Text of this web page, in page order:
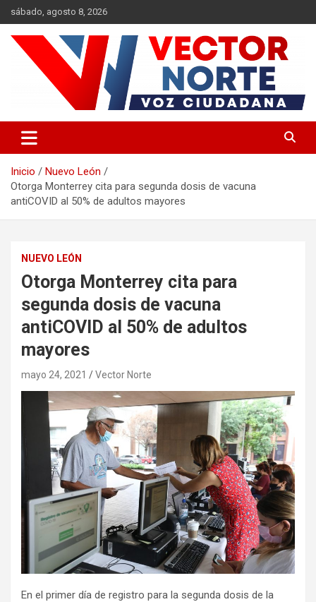
Saltar
al
contenido
sábado, agosto 8, 2026
Vector Norte
Inicio
Nuevo León
Otorga Monterrey cita para segunda dosis de vacuna
antiCOVID al 50% de adultos mayores
NUEVO LEÓN
Otorga Monterrey cita para
segunda dosis de vacuna
antiCOVID al 50% de adultos
mayores
mayo 24, 2021 Vector Norte
En el primer día de registro para la segunda dosis de la